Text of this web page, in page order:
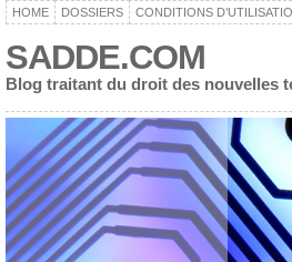
HOME DOSSIERS CONDITIONS
SADDE.COM
Blog traitant du droit des nouvelles